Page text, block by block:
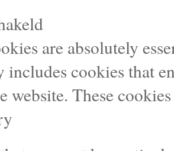
are absolutely
includes cookies that
website. These